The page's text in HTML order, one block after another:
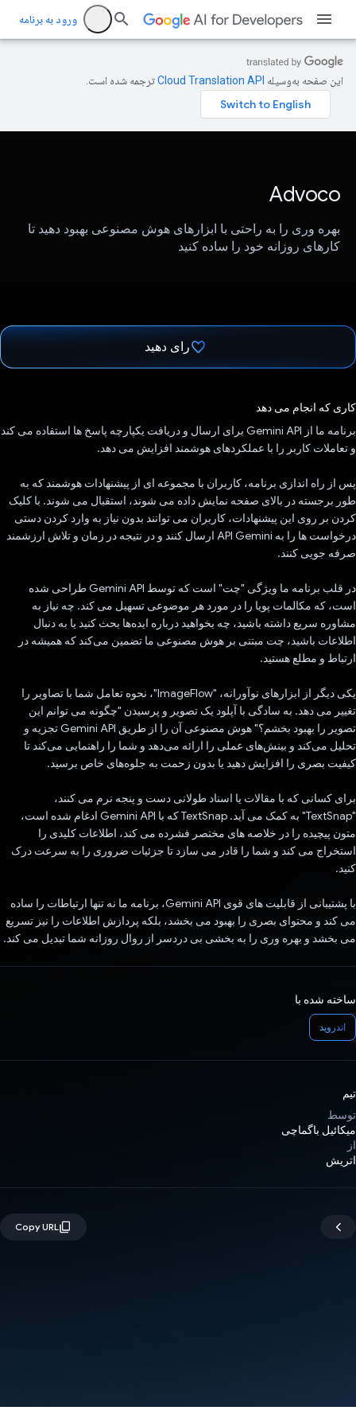
ورود به برنامه
این صفحه به‌وسیله ترجمه شده است.
Advoco
بهره وری را به راحتی با ابزارهای هوش مصنوعی بهبود دهید تا
کارهای روزانه خود را ساده کنید
رای دهید
کاری که انجام می دهد
برنامه ما از Gemini API برای ارسال و دریافت یکپارچه پاسخ ها استفاده می کند
و تعاملات کاربر را با عملکردهای هوشمند افزایش می دهد.
پس از راه اندازی برنامه، کاربران با مجموعه ای از پیشنهادات هوشمند که به
طور برجسته در بالای صفحه نمایش داده می شوند، استقبال می شوند. با کلیک
کردن بر روی این پیشنهادات، کاربران می توانند بدون نیاز به وارد کردن دستی
درخواست ها را به API Gemini ارسال کنند و در نتیجه در زمان و تلاش ارزشمند
صرفه جویی کنند.
در قلب برنامه ما ویژگی "چت" است که توسط Gemini API طراحی شده
است، که مکالمات پویا را در مورد هر موضوعی تسهیل می کند. چه نیاز به
مشاوره سریع داشته باشید، چه بخواهید درباره ایده‌ها بحث کنید یا به دنبال
اطلاعات باشید، چت مبتنی بر هوش مصنوعی ما تضمین می‌کند که همیشه در
ارتباط و مطلع هستید.
یکی دیگر از ابزارهای نوآورانه، "ImageFlow"، نحوه تعامل شما با تصاویر را
تغییر می دهد. به سادگی با آپلود یک تصویر و پرسیدن "چگونه می توانم این
تصویر را بهبود بخشم؟" هوش مصنوعی آن را از طریق Gemini API تجزیه و
تحلیل می‌کند و بینش‌های عملی را ارائه می‌دهد و شما را راهنمایی می‌کند تا
کیفیت بصری را افزایش دهید یا بدون زحمت به جلوه‌های خاص برسید.
برای کسانی که با مقالات یا اسناد طولانی دست و پنجه نرم می کنند،
"TextSnap" به کمک می آید. TextSnap که با Gemini API ادغام شده است،
متون پیچیده را در خلاصه های مختصر فشرده می کند، اطلاعات کلیدی را
استخراج می کند و شما را قادر می سازد تا جزئیات ضروری را به سرعت درک
کنید.
با پشتیبانی از قابلیت های قوی Gemini API، برنامه ما نه تنها ارتباطات را ساده
می کند و محتوای بصری را بهبود می بخشد، بلکه پردازش اطلاعات را نیز تسریع
می بخشد و بهره وری را به بخشی بی دردسر از روال روزانه شما تبدیل می کند.
ساخته شده با
اندروید
تیم
توسط
میکائیل باگماچی
از
اتریش